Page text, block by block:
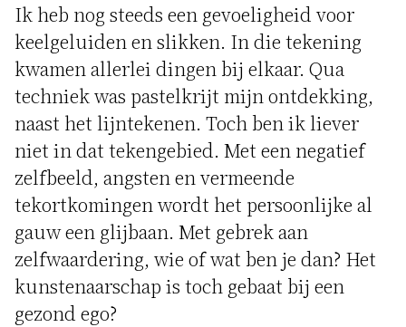
Ik heb nog steeds een gevoeligheid voor
keelgeluiden en slikken. In die tekening
kwamen allerlei dingen bij elkaar. Qua
techniek was pastelkrijt mijn ontdekking,
naast het lijntekenen. Toch ben ik liever
niet in dat tekengebied. Met een negatief
zelfbeeld, angsten en vermeende
tekortkomingen wordt het persoonlijke al
gauw een glijbaan. Met gebrek aan
zelfwaardering, wie of wat ben je dan? Het
kunstenaarschap is toch gebaat bij een
gezond ego?